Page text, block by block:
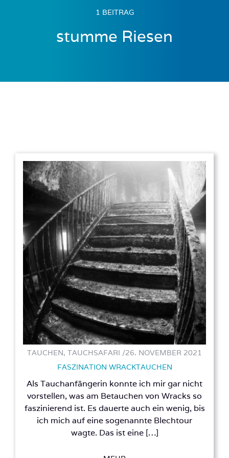
1 BEITRAG
stumme Riesen
TAUCHEN, TAUCHSAFARI /26. NOVEMBER 2021
FASZINATION WRACKTAUCHEN
Als Tauchanfängerin konnte ich mir gar nicht
vorstellen, was am Betauchen von Wracks so
faszinierend ist. Es dauerte auch ein wenig, bis
ich mich auf eine sogenannte Blechtour
wagte. Das ist eine […]